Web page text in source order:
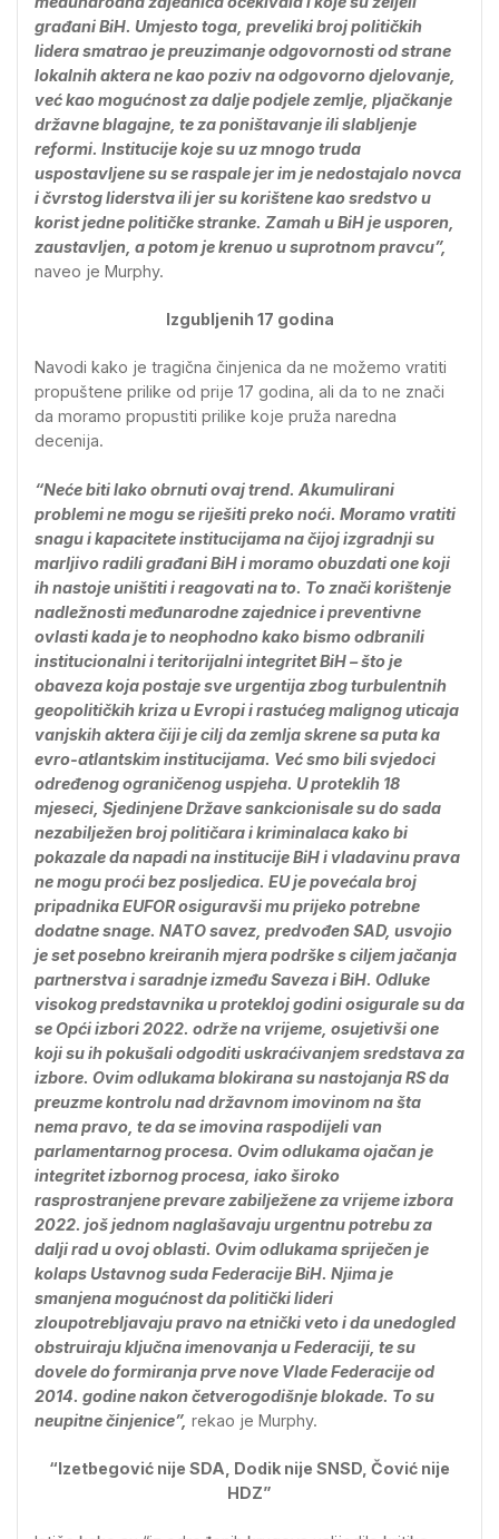
građani BiH. Umjesto toga, preveliki broj političkih
lidera smatrao je preuzimanje odgovornosti od strane
lokalnih aktera ne kao poziv na odgovorno djelovanje,
već kao mogućnost za dalje podjele zemlje, pljačkanje
državne blagajne, te za poništavanje ili slabljenje
reformi. Institucije koje su uz mnogo truda
uspostavljene su se raspale jer im je nedostajalo novca
i čvrstog liderstva ili jer su korištene kao sredstvo u
korist jedne političke stranke. Zamah u BiH je usporen,
zaustavljen, a potom je krenuo u suprotnom pravcu”,
naveo je Murphy.
Izgubljenih 17 godina
Navodi kako je tragična činjenica da ne možemo vratiti
propuštene prilike od prije 17 godina, ali da to ne znači
da moramo propustiti prilike koje pruža naredna
decenija.
“Neće biti lako obrnuti ovaj trend. Akumulirani
problemi ne mogu se riješiti preko noći. Moramo vratiti
snagu i kapacitete institucijama na čijoj izgradnji su
marljivo radili građani BiH i moramo obuzdati one koji
ih nastoje uništiti i reagovati na to. To znači korištenje
nadležnosti međunarodne zajednice i preventivne
ovlasti kada je to neophodno kako bismo odbranili
institucionalni i teritorijalni integritet BiH – što je
obaveza koja postaje sve urgentija zbog turbulentnih
geopolitičkih kriza u Evropi i rastućeg malignog uticaja
vanjskih aktera čiji je cilj da zemlja skrene sa puta ka
evro-atlantskim institucijama. Već smo bili svjedoci
određenog ograničenog uspjeha. U proteklih 18
mjeseci, Sjedinjene Države sankcionisale su do sada
nezabilježen broj političara i kriminalaca kako bi
pokazale da napadi na institucije BiH i vladavinu prava
ne mogu proći bez posljedica. EU je povećala broj
pripadnika EUFOR osiguravši mu prijeko potrebne
dodatne snage. NATO savez, predvođen SAD, usvojio
je set posebno kreiranih mjera podrške s ciljem jačanja
partnerstva i saradnje između Saveza i BiH. Odluke
visokog predstavnika u protekloj godini osigurale su da
se Opći izbori 2022. održe na vrijeme, osujetivši one
koji su ih pokušali odgoditi uskraćivanjem sredstava za
izbore. Ovim odlukama blokirana su nastojanja RS da
preuzme kontrolu nad državnom imovinom na šta
nema pravo, te da se imovina raspodijeli van
parlamentarnog procesa. Ovim odlukama ojačan je
integritet izbornog procesa, iako široko
rasprostranjene prevare zabilježene za vrijeme izbora
2022. još jednom naglašavaju urgentnu potrebu za
dalji rad u ovoj oblasti. Ovim odlukama spriječen je
kolaps Ustavnog suda Federacije BiH. Njima je
smanjena mogućnost da politički lideri
zloupotrebljavaju pravo na etnički veto i da unedogled
obstruiraju ključna imenovanja u Federaciji, te su
dovele do formiranja prve nove Vlade Federacije od
2014. godine nakon četverogodišnje blokade. To su
neupitne činjenice”, rekao je Murphy.
“Izetbegović nije SDA, Dodik nije SNSD, Čović nije
HDZ”